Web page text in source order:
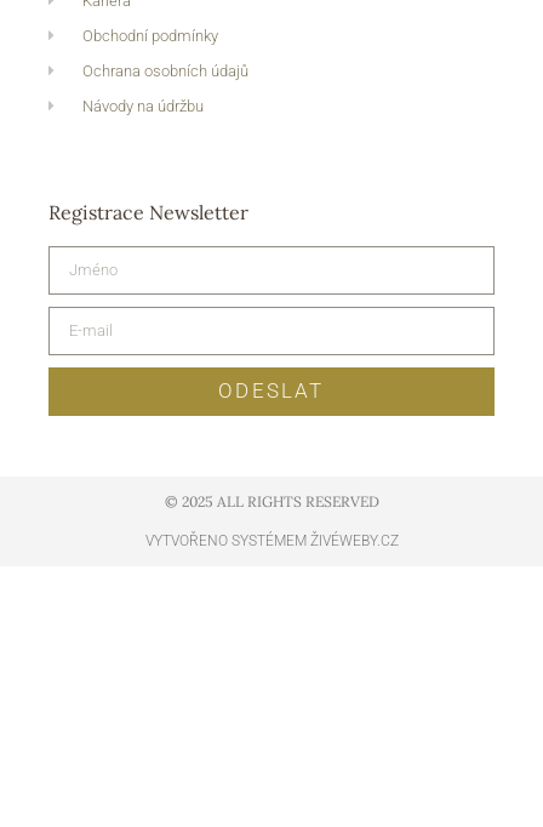
Obchodní podmínky
Ochrana osobních údajů
Návody na údržbu
Registrace Newsletter
ODESLAT
© 2025 ALL RIGHTS RESERVED​
VYTVOŘENO SYSTÉMEM ŽIVÉWEBY.CZ